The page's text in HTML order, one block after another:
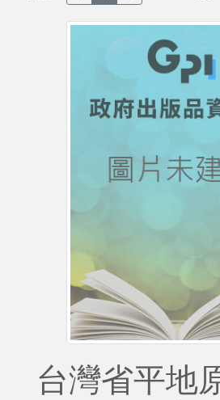
台灣省平地